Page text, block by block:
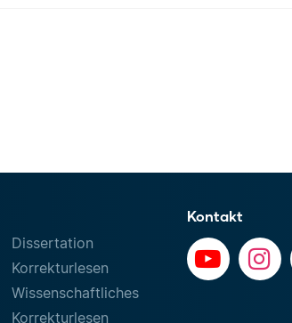
Dissertation
Korrekturlesen
Wissenschaftliches
Korrekturlesen
Kontakt